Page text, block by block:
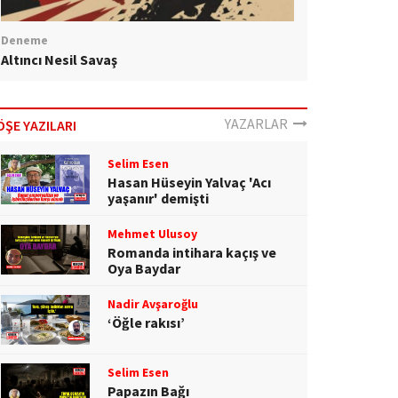
Deneme
Altıncı Nesil Savaş
YAZILARI YAZARLAR
Selim Esen
Hasan Hüseyin Yalvaç 'Acı
yaşanır' demişti
Mehmet Ulusoy
Romanda intihara kaçış ve
Oya Baydar
Nadir Avşaroğlu
‘Öğle rakısı’
Selim Esen
Papazın Bağı